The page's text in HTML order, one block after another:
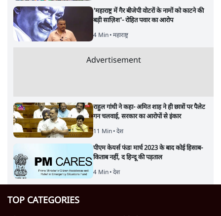
'महाराष्ट्र में गैर बीजेपी वोटरों के नामों को काटने की
बड़ी साज़िश'- रोहित पवार का आरोप
4 Min• महाराष्ट्र
Advertisement
राहुल गांधी ने कहा- अमित शाह ने ही छात्रों पर पैलेट
गन चलवाई, सरकार का आरोपों से इंकार
11 Min• देश
पीएम केयर्स फंडः मार्च 2023 के बाद कोई हिसाब-
किताब नहीं, द हिन्दू की पड़ताल
4 Min• देश
TOP CATEGORIES